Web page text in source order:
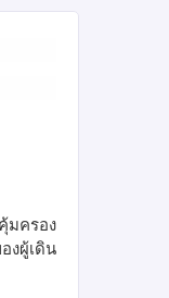
มครอง
งผู้เดิน